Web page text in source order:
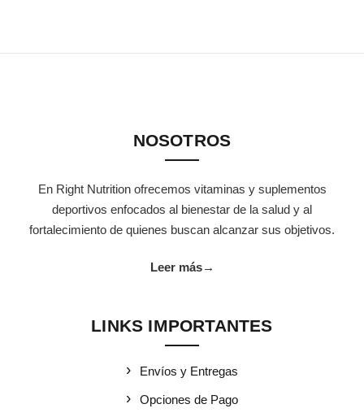
NOSOTROS
En Right Nutrition ofrecemos vitaminas y suplementos
deportivos enfocados al bienestar de la salud y al
fortalecimiento de quienes buscan alcanzar sus objetivos.
Leer más→
LINKS IMPORTANTES
Envíos y Entregas
Opciones de Pago